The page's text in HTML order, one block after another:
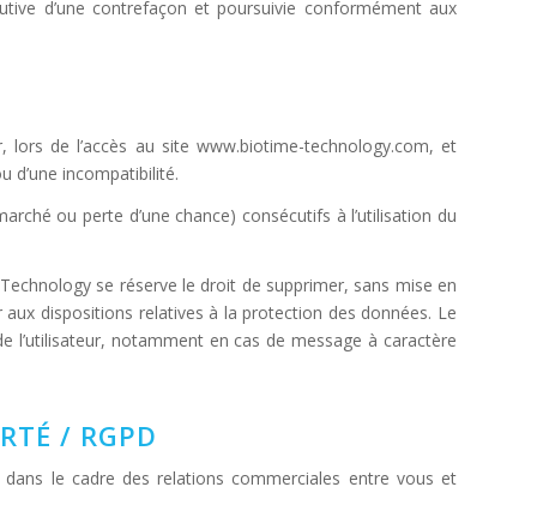
d’une contrefaçon et poursuivie conformément aux
de l’accès au site www.biotime-technology.com, et
d’une incompatibilité.
ou perte d’une chance) consécutifs à l’utilisation du
se réserve le droit de supprimer, sans mise en
dispositions relatives à la protection des données. Le
notamment en cas de message à caractère
/ RGPD
le cadre des relations commerciales entre vous et